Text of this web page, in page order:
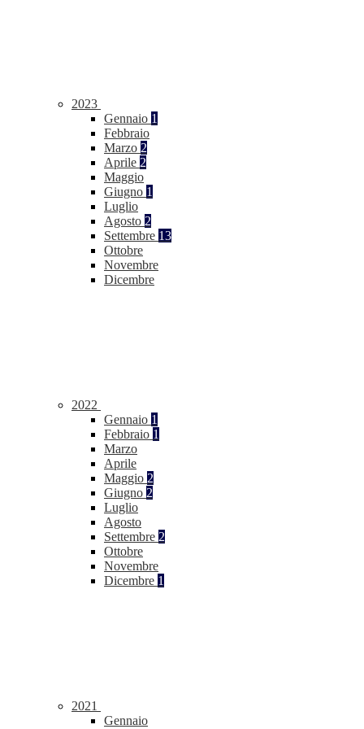
2023
Gennaio 1
Febbraio
Marzo 2
Aprile 2
Maggio
Giugno 1
Luglio
Agosto 2
Settembre 13
Ottobre
Novembre
Dicembre
2022
Gennaio 1
Febbraio 1
Marzo
Aprile
Maggio 2
Giugno 2
Luglio
Agosto
Settembre 2
Ottobre
Novembre
Dicembre 1
2021
Gennaio